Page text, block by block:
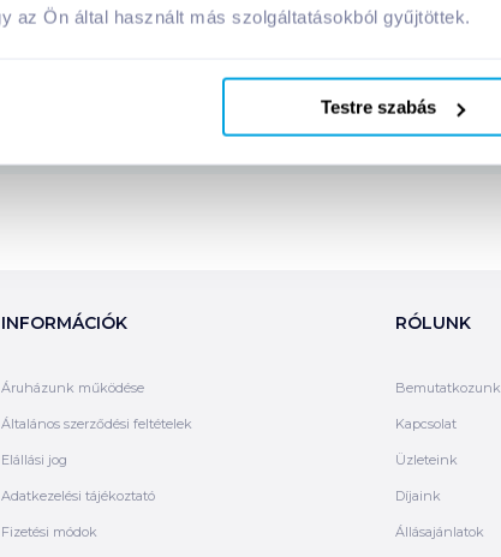
az Ön által használt más szolgáltatásokból gyűjtöttek.
Testre szabás
szállítható
INFORMÁCIÓK
Áruházunk működése
Általános szerződési feltételek
Elállási jog
Adatkezelési tájékoztató
Fizetési módok
RÓLUNK
Bemutatkozunk
Kapcsolat
Üzleteink
Díjaink
Állásajánlatok